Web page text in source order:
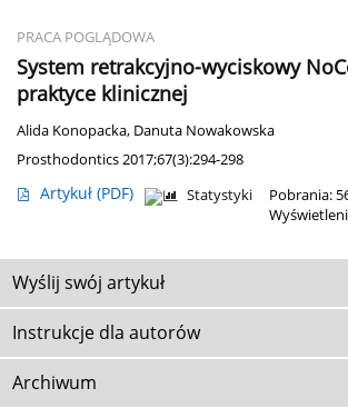
PRACA POGLĄDOWA
System retrakcyjno-wyciskowy
praktyce klinicznej
Alida Konopacka, Danuta Nowakowska
Prosthodontics 2017;67(3):294-298
Artykuł (PDF) Statystyki
Pobrania:
Wyślij swój artykuł
Instrukcje dla autorów
Archiwum